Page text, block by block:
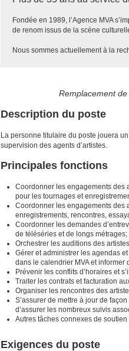
Fondée en 1989, l’Agence MVA
de renom issus de la scène
Nous sommes actuellement à la
Remplacement
Description du poste
La personne titulaire du poste jouera
supervision des agents d’artistes.
Principales fonctions
Coordonner les engagements des
pour les tournages et
Coordonner les engagements des
enregistrements, rencontres,
Coordonner les demandes
de téléséries et de longs métrages;
Orchestrer les auditions des
Gérer et administrer les agendas
dans le calendrier MVA et informer
Prévenir les conflits d’horaires et
Traiter les contrats et facturation
Organiser les rencontres des
S’assurer de mettre à jour de
d’assurer les nombreux suivis
Autres tâches connexes de
Exigences du poste